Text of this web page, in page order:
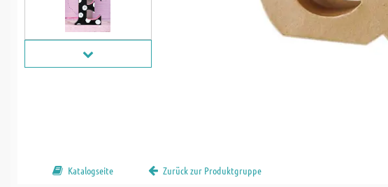
Katalogseite Zurück zur Produktgruppe